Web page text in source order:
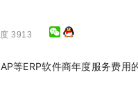
3913
等ERP软件商年度服务费